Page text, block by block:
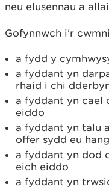
neu elusennau a
Gofynnwch i'r
a fydd y
a fyddant yn
rhaid i chi
a fyddant yn cael
eiddo
a fyddant yn talu
offer sydd eu
a fyddant yn dod
eich eiddo
a fyddant yn